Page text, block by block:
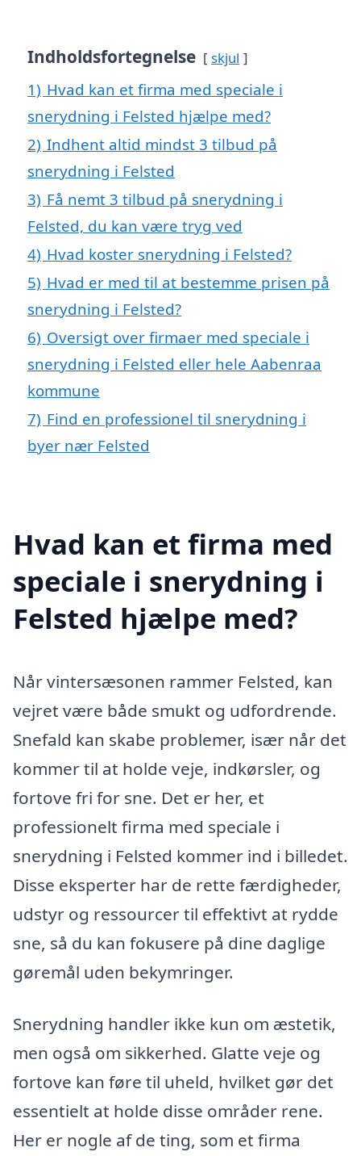
Indholdsfortegnelse skjul
1) Hvad kan et firma med speciale i
snerydning i Felsted hjælpe med?
2) Indhent altid mindst 3 tilbud på
snerydning i Felsted
3) Få nemt 3 tilbud på snerydning i
Felsted, du kan være tryg ved
4) Hvad koster snerydning i Felsted?
5) Hvad er med til at bestemme prisen på
snerydning i Felsted?
6) Oversigt over firmaer med speciale i
snerydning i Felsted eller hele Aabenraa
kommune
7) Find en professionel til snerydning i
byer nær Felsted
Hvad kan et firma med
speciale i snerydning i
Felsted hjælpe med?
Når vintersæsonen rammer Felsted, kan
vejret være både smukt og udfordrende.
Snefald kan skabe problemer, især når det
kommer til at holde veje, indkørsler, og
fortove fri for sne. Det er her, et
professionelt firma med speciale i
snerydning i Felsted kommer ind i billedet.
Disse eksperter har de rette færdigheder,
udstyr og ressourcer til effektivt at rydde
sne, så du kan fokusere på dine daglige
gøremål uden bekymringer.
Snerydning handler ikke kun om æstetik,
men også om sikkerhed. Glatte veje og
fortove kan føre til uheld, hvilket gør det
essentielt at holde disse områder rene.
Her er nogle af de ting, som et firma